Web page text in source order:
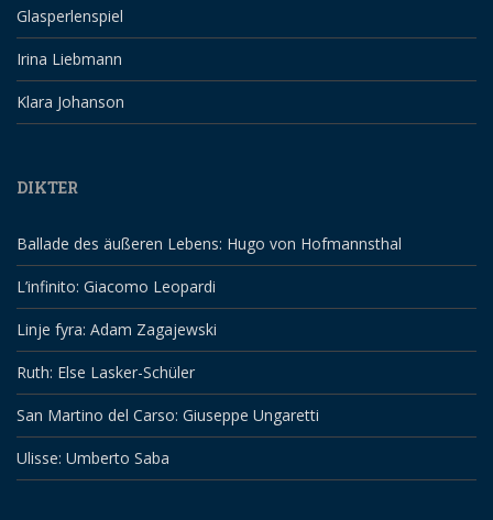
Glasperlenspiel
Irina Liebmann
Klara Johanson
DIKTER
Ballade des äußeren Lebens: Hugo von Hofmannsthal
L’infinito: Giacomo Leopardi
Linje fyra: Adam Zagajewski
Ruth: Else Lasker-Schüler
San Martino del Carso: Giuseppe Ungaretti
Ulisse: Umberto Saba